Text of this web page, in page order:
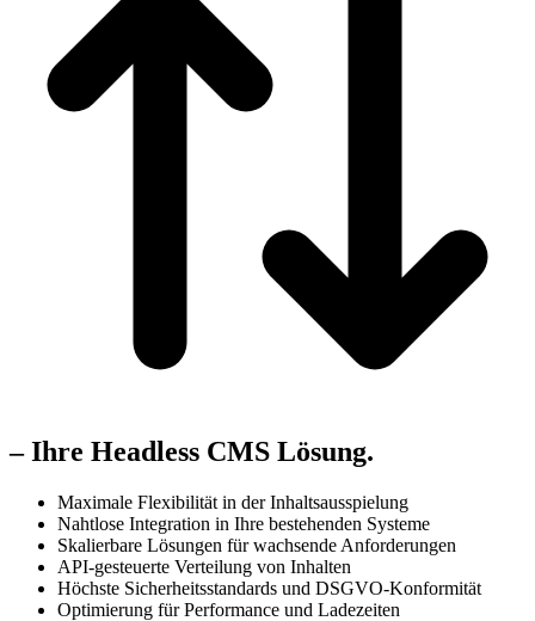
– Ihre Headless CMS Lösung.
Maximale Flexibilität in der Inhaltsausspielung
Nahtlose Integration in Ihre bestehenden Systeme
Skalierbare Lösungen für wachsende Anforderungen
API-gesteuerte Verteilung von Inhalten
Höchste Sicherheitsstandards und DSGVO-Konformität
Optimierung für Performance und Ladezeiten